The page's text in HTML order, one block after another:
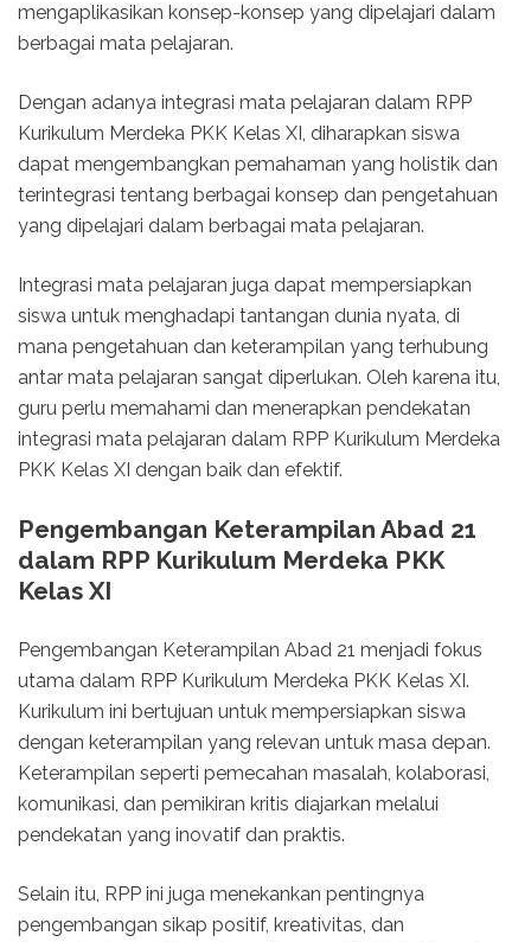
mengaplikasikan konsep-konsep yang dipelajari dalam
berbagai mata pelajaran.
Dengan adanya integrasi mata pelajaran dalam RPP
Kurikulum Merdeka PKK Kelas XI, diharapkan siswa
dapat mengembangkan pemahaman yang holistik dan
terintegrasi tentang berbagai konsep dan pengetahuan
yang dipelajari dalam berbagai mata pelajaran.
Integrasi mata pelajaran juga dapat mempersiapkan
siswa untuk menghadapi tantangan dunia nyata, di
mana pengetahuan dan keterampilan yang terhubung
antar mata pelajaran sangat diperlukan. Oleh karena itu,
guru perlu memahami dan menerapkan pendekatan
integrasi mata pelajaran dalam RPP Kurikulum Merdeka
PKK Kelas XI dengan baik dan efektif.
Pengembangan Keterampilan Abad 21
dalam RPP Kurikulum Merdeka PKK
Kelas XI
Pengembangan Keterampilan Abad 21 menjadi fokus
utama dalam RPP Kurikulum Merdeka PKK Kelas XI.
Kurikulum ini bertujuan untuk mempersiapkan siswa
dengan keterampilan yang relevan untuk masa depan.
Keterampilan seperti pemecahan masalah, kolaborasi,
komunikasi, dan pemikiran kritis diajarkan melalui
pendekatan yang inovatif dan praktis.
Selain itu, RPP ini juga menekankan pentingnya
pengembangan sikap positif, kreativitas, dan